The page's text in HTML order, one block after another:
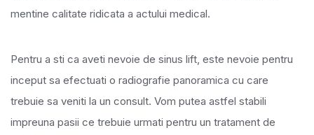
mentine calitate ridicata a actului medical.
Pentru a sti ca aveti nevoie de sinus lift, este nevoie pentru
inceput sa efectuati o radiografie panoramica cu care
trebuie sa veniti la un consult. Vom putea astfel stabili
impreuna pasii ce trebuie urmati pentru un tratament de